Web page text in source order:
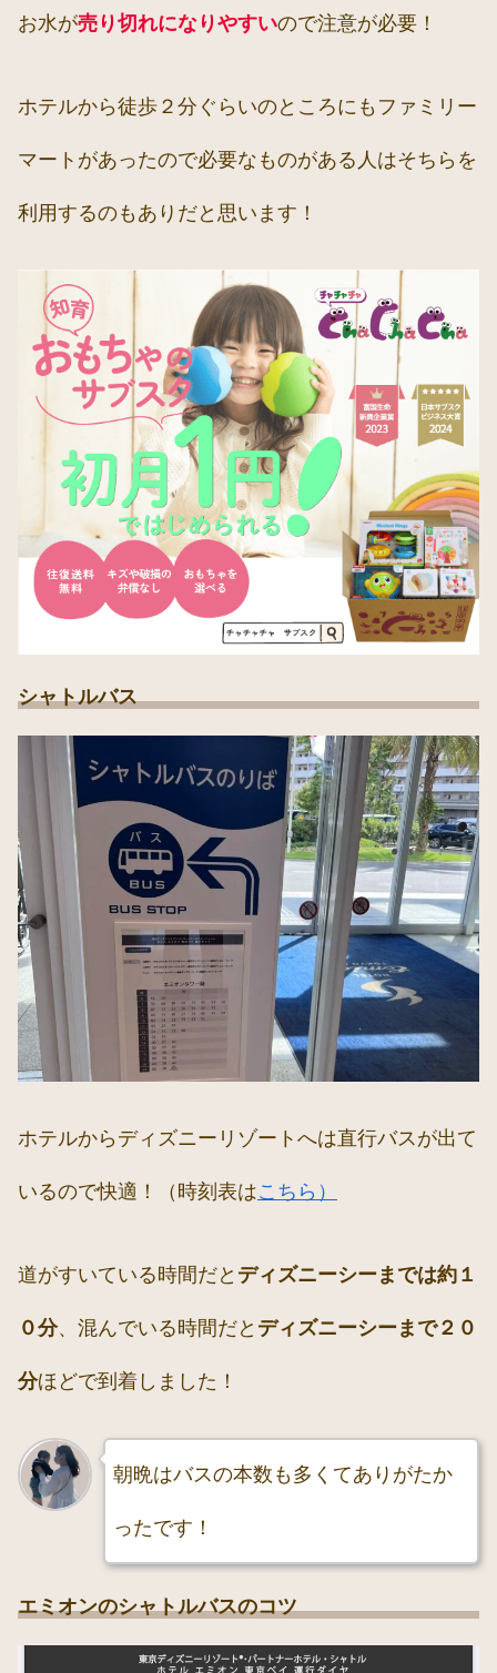
お水が売り切れになりやすいので注意が必要！
ホテルから徒歩２分ぐらいのところにもファミリー
マートがあったので必要なものがある人はそちらを
利用するのもありだと思います！
シャトルバス
ホテルからディズニーリゾートへは直行バスが出て
いるので快適！（時刻表はこちら）
道がすいている時間だと ディズニーシーまでは約１
０分、混んでいる時間だと ディズニーシーまで２０
分ほどで到着しました！
朝晩はバスの本数も多くてありがたか
ったです！
エミオンのシャトルバスのコツ